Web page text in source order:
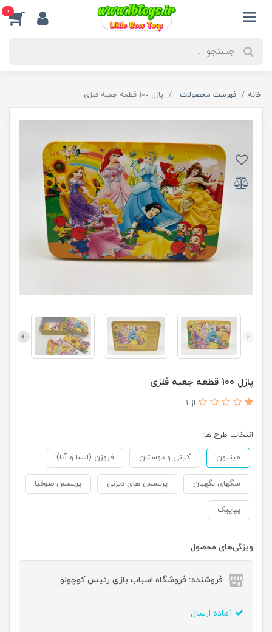
0
خانه فهرست محصولات پازل 100 قطعه جعبه فلزی
پازل 100 قطعه جعبه فلزی
از 1
انتخاب طرح ها:
مینیون کیتی و دوستان فروزن (السا و آنا)
سگهای نگهبان پرنسس های دیزنی پرنسس صوفیا
پپاپیک
ویژگی‌های محصول
فروشنده: فروشگاه اسباب بازی رئیس کوچولو
آماده ارسال